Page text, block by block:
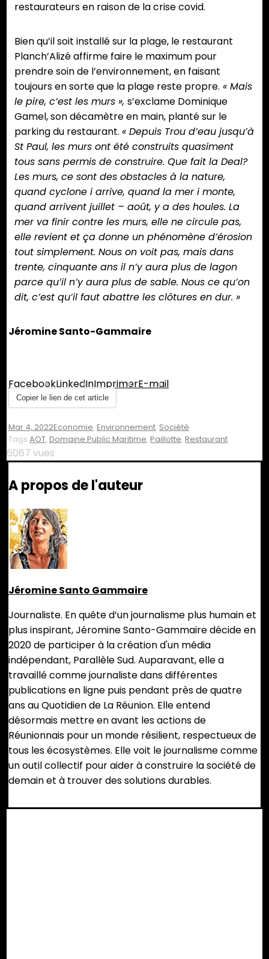
restaurateurs en raison de la crise covid.
Bien qu’il soit installé sur la plage, le restaurant
Planch’Alizé affirme faire le maximum pour
prendre soin de l’environnement, en faisant
toujours en sorte que la plage reste propre. « Mais
le pire, c’est les murs », s’exclame Dominique
Gamel, son décamètre en main, planté sur le
parking du restaurant. « Depuis Trou d’eau jusqu’à
St Paul, les murs ont été construits quasiment
tous sans permis de construire. Que fait la Deal?
Les murs, ce sont des obstacles à la nature,
quand cyclone i arrive, quand la mer i monte,
quand arrivent juillet – août, y a des houles. La
mer va finir contre les murs, elle ne circule pas,
elle revient et ça donne un phénomène d’érosion
tout simplement. Nous on voit pas, mais dans
trente, cinquante ans il n’y aura plus de lagon
parce qu’il n’y aura plus de sable. Nous ce qu’on
dit, c’est qu’il faut abattre les clôtures en dur. »
Jéromine Santo-Gammaire
FacebookLinkedInImprimerE-mail
Copier le lien de cet article
Mar 4, 2022Economie, Environnement, Société
Tags AOT, Domaine Public Maritime, Paillotte, Restaurant
6067 vues
A propos de l'auteur
Jéromine Santo Gammaire
Journaliste. En quête d’un journalisme plus humain et
plus inspirant, Jéromine Santo-Gammaire décide en
2020 de participer à la création d'un média
indépendant, Parallèle Sud. Auparavant, elle a
travaillé comme journaliste dans différentes
publications en ligne puis pendant près de quatre
ans au Quotidien de La Réunion. Elle entend
désormais mettre en avant les actions de
Réunionnais pour un monde résilient, respectueux de
tous les écosystèmes. Elle voit le journalisme comme
un outil collectif pour aider à construire la société de
demain et à trouver des solutions durables.